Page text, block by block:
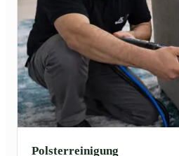
Polsterreinigung